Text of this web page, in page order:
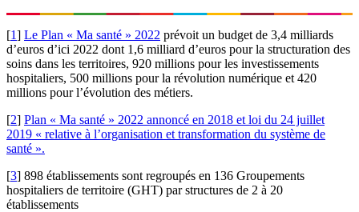
[1] Le Plan « Ma santé » 2022 prévoit un budget de 3,4 milliards
d’euros d’ici 2022 dont 1,6 milliard d’euros pour la structuration des
soins dans les territoires, 920 millions pour les investissements
hospitaliers, 500 millions pour la révolution numérique et 420
millions pour l’évolution des métiers.
[2] Plan « Ma santé » 2022 annoncé en 2018 et loi du 24 juillet
2019 « relative à l’organisation et transformation du système de
santé ».
[3] 898 établissements sont regroupés en 136 Groupements
hospitaliers de territoire (GHT) par structures de 2 à 20
établissements